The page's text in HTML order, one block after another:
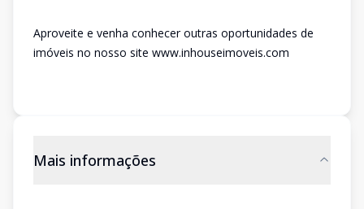
Aproveite e venha conhecer outras oportunidades de
imóveis no nosso site www.inhouseimoveis.com
Mais informações